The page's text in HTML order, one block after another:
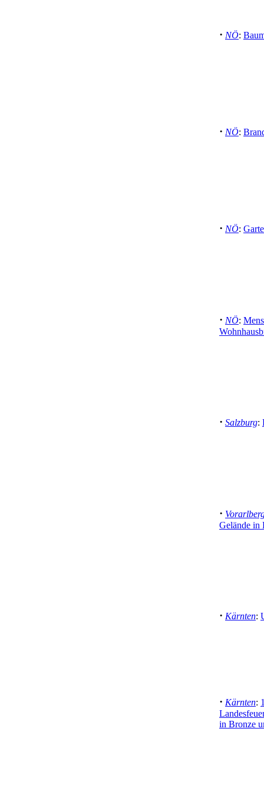
· NÖ:
· NÖ:
· NÖ:
· NÖ:
· Salzburg:
·
Gelände in
· Kärnten:
· Kärnten:
in Bronze